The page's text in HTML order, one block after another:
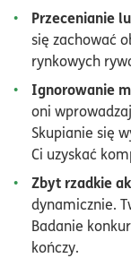
Przecenianie
się zachować
rynkowych
Ignorowanie
oni
Skupianie się
Ci uzyskać
Zbyt rzadkie
dynamicznie.
Badanie
kończy.